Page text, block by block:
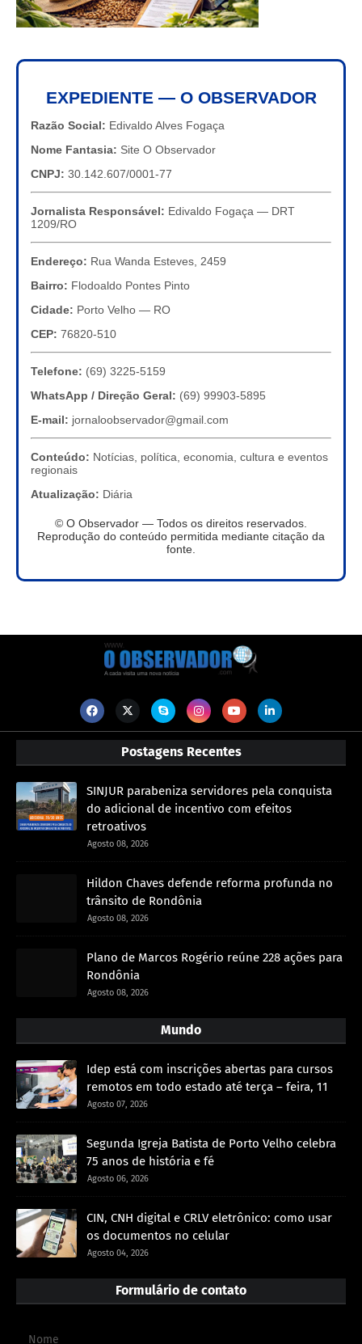
EXPEDIENTE — O OBSERVADOR
Razão Social: Edivaldo Alves Fogaça
Nome Fantasia: Site O Observador
CNPJ: 30.142.607/0001-77
Jornalista Responsável: Edivaldo Fogaça — DRT
1209/RO
Endereço: Rua Wanda Esteves, 2459
Bairro: Flodoaldo Pontes Pinto
Cidade: Porto Velho — RO
CEP: 76820-510
Telefone: (69) 3225-5159
WhatsApp / Direção Geral: (69) 99903-5895
E-mail: jornaloobservador@gmail.com
Conteúdo: Notícias, política, economia, cultura e eventos
regionais
Atualização: Diária
© O Observador — Todos os direitos reservados.
Reprodução do conteúdo permitida mediante citação da
fonte.
Postagens Recentes
SINJUR parabeniza servidores pela conquista
do adicional de incentivo com efeitos
retroativos
Agosto 08, 2026
Hildon Chaves defende reforma profunda no
trânsito de Rondônia
Agosto 08, 2026
Plano de Marcos Rogério reúne 228 ações para
Rondônia
Agosto 08, 2026
Mundo
Idep está com inscrições abertas para cursos
remotos em todo estado até terça – feira, 11
Agosto 07, 2026
Segunda Igreja Batista de Porto Velho celebra
75 anos de história e fé
Agosto 06, 2026
CIN, CNH digital e CRLV eletrônico: como usar
os documentos no celular
Agosto 04, 2026
Formulário de contato
Nome